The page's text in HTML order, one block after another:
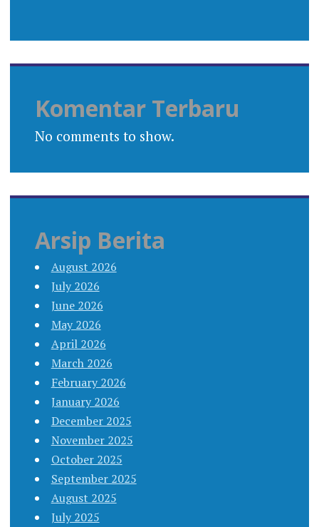
Komentar Terbaru
No comments to show.
Arsip Berita
August 2026
July 2026
June 2026
May 2026
April 2026
March 2026
February 2026
January 2026
December 2025
November 2025
October 2025
September 2025
August 2025
July 2025